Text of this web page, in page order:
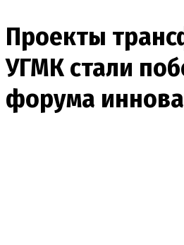
Проекты
УГМК стали
форума